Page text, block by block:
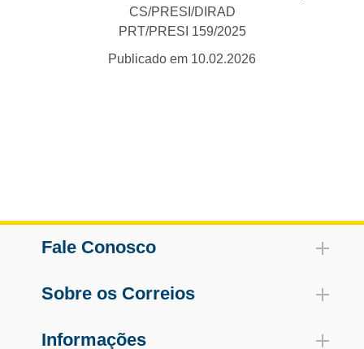
CS/PRESI/DIRAD
PRT/PRESI 159/2025
Publicado em 10.02.2026
Fale Conosco
Sobre os Correios
Informações